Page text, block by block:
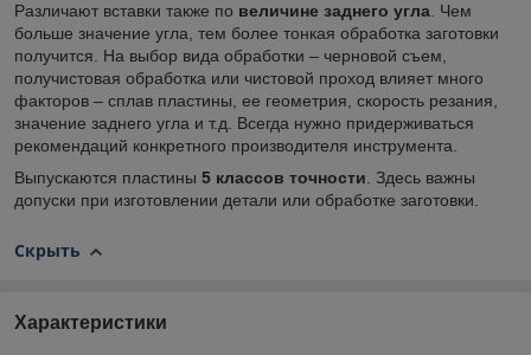
Различают вставки также по величине заднего угла . Чем
больше значение угла, тем более тонкая обработка заготовки
получится. На выбор вида обработки – черновой съем,
получистовая обработка или чистовой проход влияет много
факторов – сплав пластины, ее геометрия, скорость резания,
значение заднего угла и т.д. Всегда нужно придерживаться
рекомендаций конкретного производителя инструмента.
Выпускаются пластины 5 классов точности . Здесь важны
допуски при изготовлении детали или обработке заготовки.
Скрыть
Характеристики